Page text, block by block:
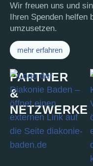
Wir freuen uns und
Ihren Spenden helfen
umzusetzen.
mehr erfahren
PARTNER
&
NETZWERKE